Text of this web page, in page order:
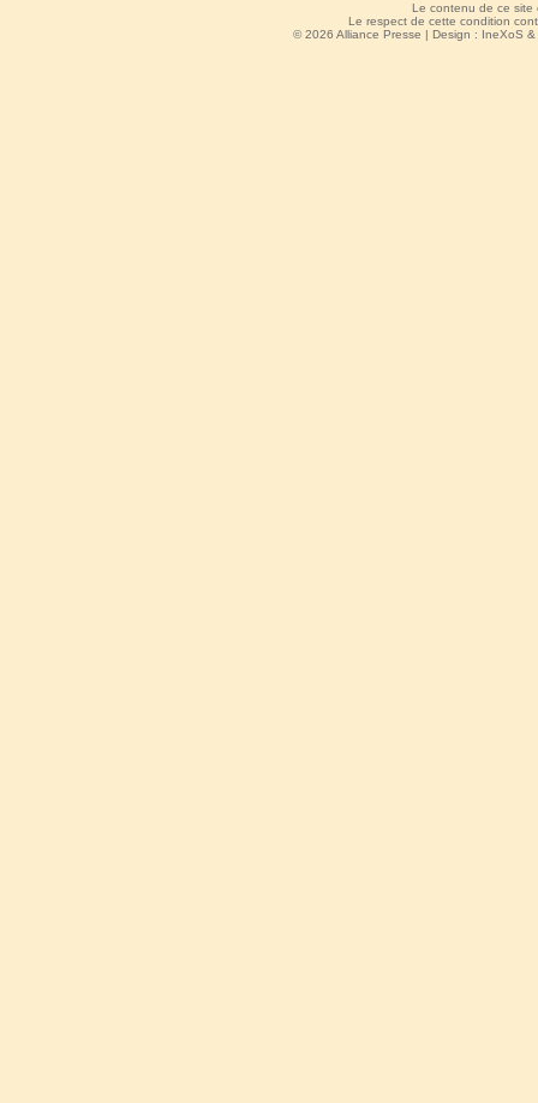
Le contenu de ce site
Le respect de cette condition
© 2026 Alliance Presse | Design : IneXoS &